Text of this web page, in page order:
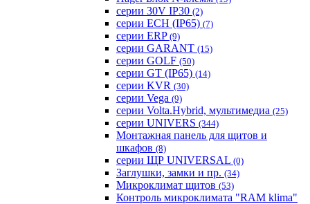
серии 30V IP30 (2)
серии ECH (IP65) (7)
серии ERP (9)
серии GARANT (15)
серии GOLF (50)
серии GT (IP65) (14)
серии KVR (30)
серии Vega (9)
серии Volta.Hybrid, мультимедиа (25)
серии UNIVERS (344)
Монтажная панель для щитов и
шкафов (8)
серии ЩР UNIVERSAL (0)
Заглушки, замки и пр. (34)
Микроклимат щитов (53)
Контроль микроклимата "RAM klima"